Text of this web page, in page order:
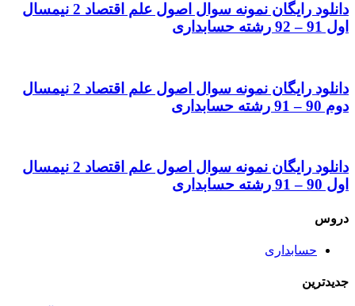
دانلود رایگان نمونه سوال اصول علم اقتصاد 2 نیمسال
اول 91 – 92 رشته حسابداری
دانلود رایگان نمونه سوال اصول علم اقتصاد 2 نیمسال
دوم 90 – 91 رشته حسابداری
دانلود رایگان نمونه سوال اصول علم اقتصاد 2 نیمسال
اول 90 – 91 رشته حسابداری
دروس
حسابداری
جدیدترین